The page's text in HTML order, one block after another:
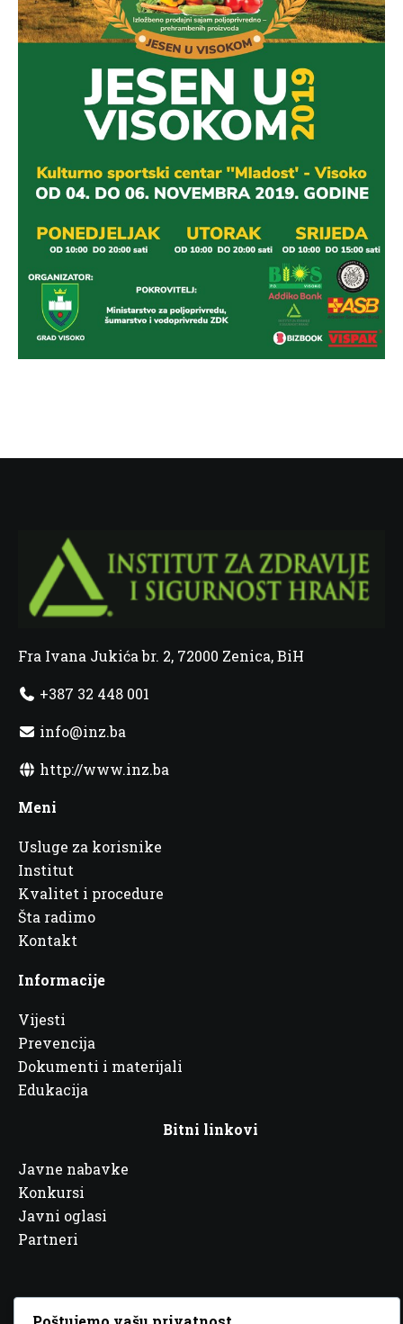
Fra Ivana Jukića br. 2, 72000 Zenica, BiH
+387 32 448 001
info@inz.ba
http://www.inz.ba
Meni
Usluge za korisnike
Institut
Kvalitet i procedure
Šta radimo
Kontakt
Informacije
Vijesti
Prevencija
Dokumenti i materijali
Edukacija
Bitni linkovi
Javne nabavke
Konkursi
Javni oglasi
Partneri